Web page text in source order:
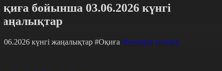
бойынша 03.06.2026 күнгі
күнгі жаңалықтар #Оқиға Фильтрді тазалау